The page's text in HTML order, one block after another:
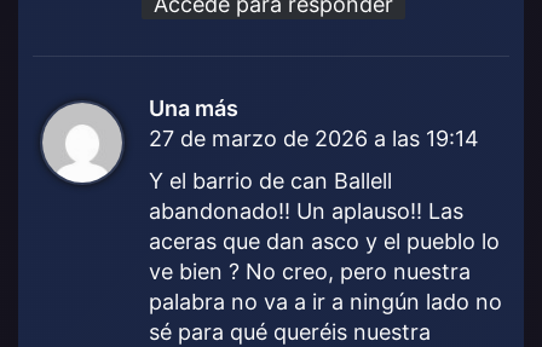
Una más
i
e
:
27 de marzo de 2026 a las 19:14
Y el barrio de can Ballell
abandonado!! Un aplauso!! Las
aceras que dan asco y el pueblo lo
ve bien ? No creo, pero nuestra
palabra no va a ir a ningún lado no
sé para qué queréis nuestra